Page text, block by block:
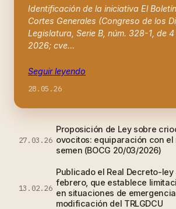
Identificación de la iniciativa El
Cortes Generales (Congreso de los
Legislatura, Serie B, núm. 328-1, de
2026; cve…
Seguir leyendo
28.05.26
27.03.26
Proposición de Ley sobre
ovocitos: equiparación con el
semen (BOCG 20/03/2026)
13.02.26
Publicado el Real Decreto-ley
febrero, que establece
en situaciones de
modificación del TRLGDCU